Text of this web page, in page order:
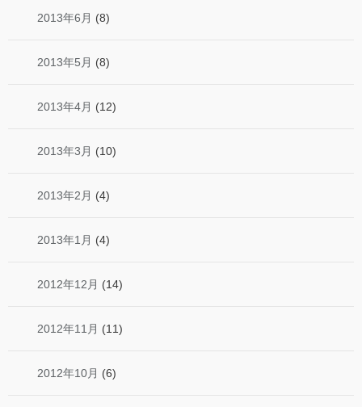
2013年6月 (8)
2013年5月 (8)
2013年4月 (12)
2013年3月 (10)
2013年2月 (4)
2013年1月 (4)
2012年12月 (14)
2012年11月 (11)
2012年10月 (6)